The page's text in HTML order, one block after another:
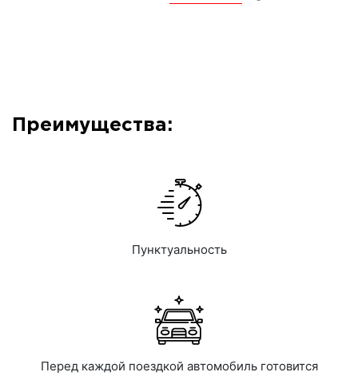
Преимущества:
Пунктуальность
Перед каждой поездкой автомобиль готовится